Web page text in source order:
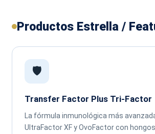
Productos Estrella /
🛡️
Transfer Factor Plus Tri-Factor
La fórmula inmunológica más
UltraFactor XF y OvoFactor con